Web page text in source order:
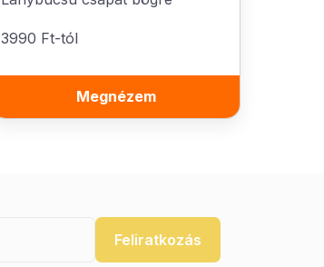
3990 Ft-tól
Megnézem
Feliratkozás